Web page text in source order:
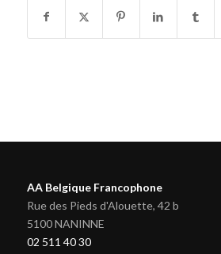
AA Belgique Francophone
Rue des Pieds d'Alouette, 42 b
5100 NANINNE
02 511 40 30